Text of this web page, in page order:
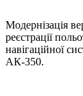
Модернізація
реєстрації
навігаційної
АК-350.